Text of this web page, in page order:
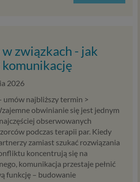
związkach - jak
2026
umów najbliższy termin >
obwinianie się jest jednym
obserwowanych
podczas terapii par. Kiedy
zamiast szukać rozwiązania
koncentrują się na
komunikacja przestaje pełnić
funkcję – budowanie
na podstrone Kontakt.
do prowadzenia serwisu i
Psychology Consulting
i Zaufani Partnerzy.
również powierzone do
podmiotom. W każdym takim
danych nie uprawnia ich odbiorcy
z nich, a jedynie do korzystania
przez Psychorada.pl lub
Przekazywanie danych ma miejsce